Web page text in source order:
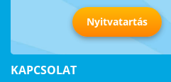
Nyitvatartás
KAPCSOLAT